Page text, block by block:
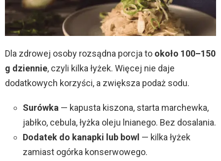
Dla zdrowej osoby rozsądna porcja to około 100–150
g dziennie, czyli kilka łyżek. Więcej nie daje
dodatkowych korzyści, a zwiększa podaż sodu.
Surówka — kapusta kiszona, starta marchewka,
jabłko, cebula, łyżka oleju lnianego. Bez dosalania.
Dodatek do kanapki lub bowl — kilka łyżek
zamiast ogórka konserwowego.